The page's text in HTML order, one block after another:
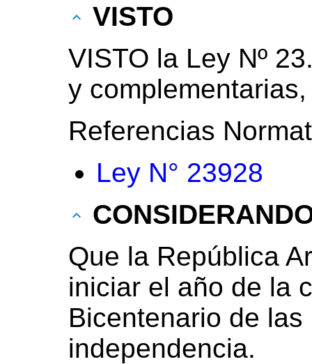
VISTO
VISTO la Ley Nº
y
Referencias
Ley N° 23928
Que la República
iniciar el año de la
Bicentenario de
independencia.